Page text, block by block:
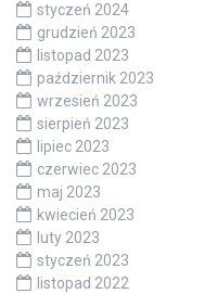
styczeń 2024
grudzień 2023
listopad 2023
październik 2023
wrzesień 2023
sierpień 2023
lipiec 2023
czerwiec 2023
maj 2023
kwiecień 2023
luty 2023
styczeń 2023
listopad 2022